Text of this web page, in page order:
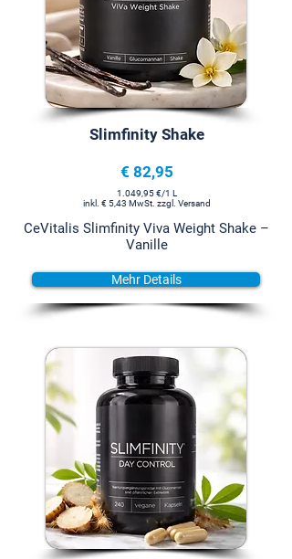
Slimfinity Shake
€ 82,95
1.049,95 €/1 L
inkl. € 5,43 MwSt. zzgl. Versand
CeVitalis Slimfinity Viva Weight Shake –
Vanille
Mehr Details